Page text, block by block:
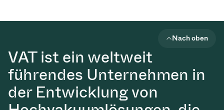
VAT ist ein weltweit
führendes Unternehmen in
der Entwicklung von
Nach oben